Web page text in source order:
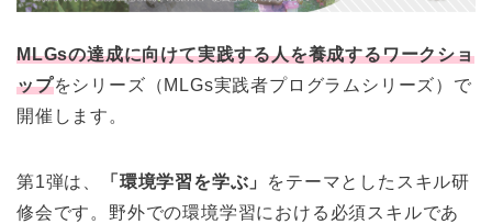
MLGsの達成に向けて実践する人を養成するワークショ
ップをシリーズ（MLGs実践者プログラムシリーズ）で
開催します。
第1弾は、 「環境学習を学ぶ」
をテーマとしたスキル研
修会です。野外での環境学習における必須スキルであ